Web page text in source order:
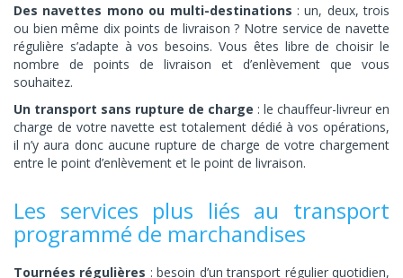
Des navettes mono ou multi-destinations : un, deux, trois
ou bien même dix points de livraison ? Notre service de navette
régulière s’adapte à vos besoins. Vous êtes libre de choisir le
nombre de points de livraison et d’enlèvement que vous
souhaitez.
Un transport sans rupture de charge : le chauffeur-livreur en
charge de votre navette est totalement dédié à vos opérations,
il n’y aura donc aucune rupture de charge de votre chargement
entre le point d’enlèvement et le point de livraison.
Les services plus liés au transport
programmé de marchandises
Tournées régulières : besoin d’un transport régulier quotidien,